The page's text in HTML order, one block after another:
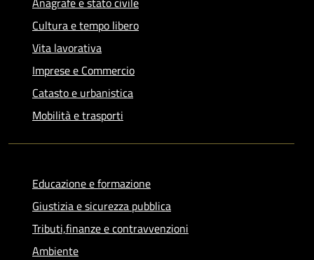
Cultura e tempo libero
Vita lavorativa
Imprese e Commercio
Catasto e urbanistica
Mobilità e trasporti
Educazione e formazione
Giustizia e sicurezza pubblica
Tributi,finanze e contravvenzioni
Ambiente